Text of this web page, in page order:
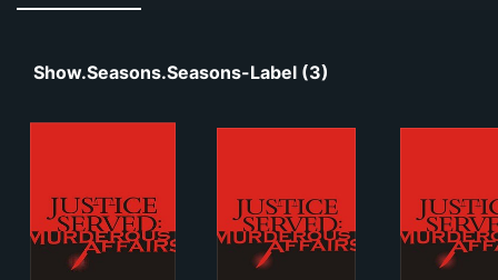
Show.seasons.seasons-Label (3)